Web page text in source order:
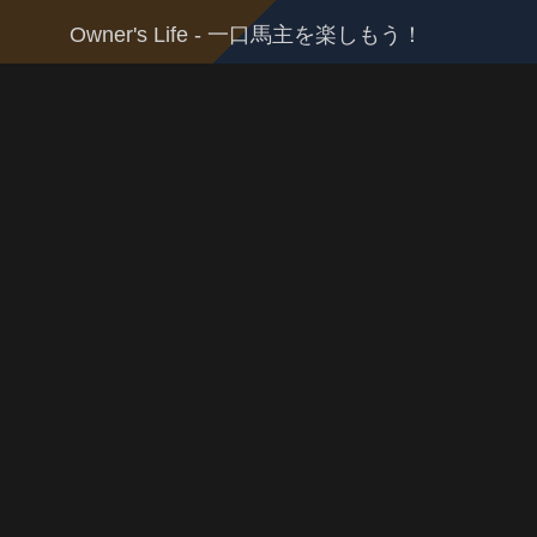
Owner's Life - 一口馬主を楽しもう！